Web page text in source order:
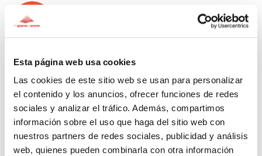
Esta página web usa cookies
Las cookies de este sitio web se usan para personalizar
el contenido y los anuncios, ofrecer funciones de redes
sociales y analizar el tráfico. Además, compartimos
información sobre el uso que haga del sitio web con
nuestros partners de redes sociales, publicidad y análisis
web, quienes pueden combinarla con otra información
Donación oculta
Hace 901 días
Anónimo
Donación oculta
Hace 903 días